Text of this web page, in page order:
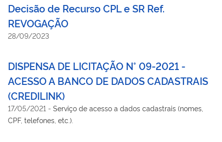
Decisão de Recurso CPL e SR Ref.
REVOGAÇÃO
28/09/2023
DISPENSA DE LICITAÇÃO N° 09-2021 -
ACESSO A BANCO DE DADOS CADASTRAIS
(CREDILINK)
17/05/2021 - Serviço de acesso a dados cadastrais (nomes,
CPF, telefones, etc.).